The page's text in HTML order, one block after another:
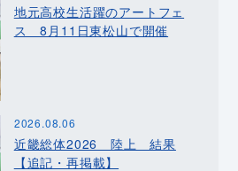
地元高校生活躍のアートフェ
ス 8月11日東松山で開催
2026.08.06
近畿総体2026 陸上 結果
【追記・再掲載】